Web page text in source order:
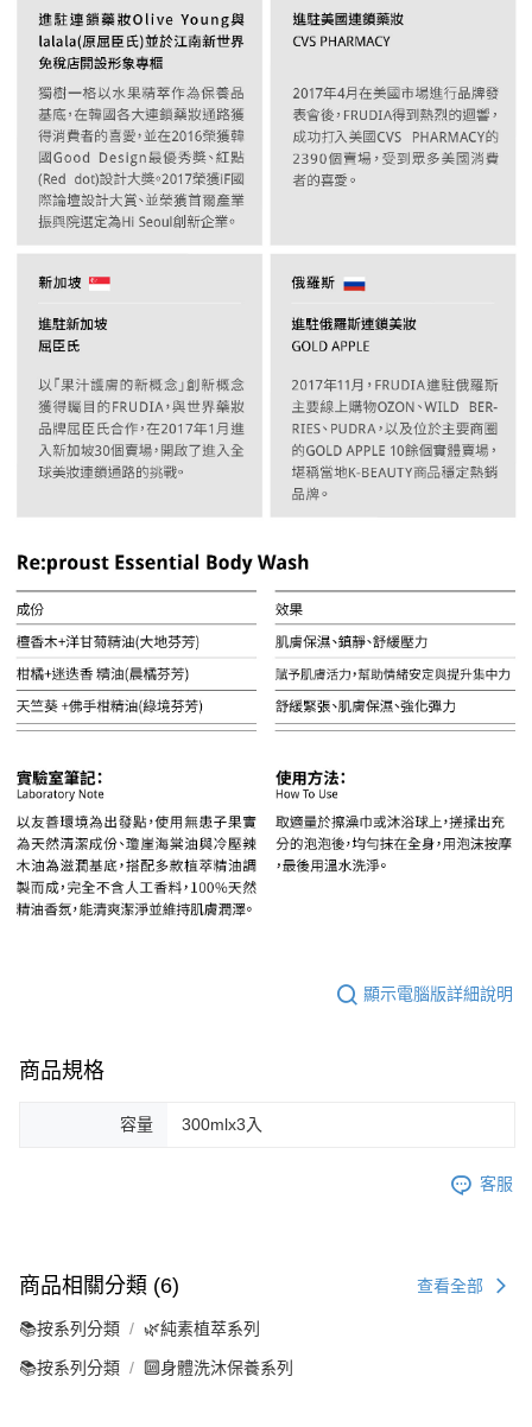
顯示電腦版詳細說明
商品規格
容量 300mlx3入
客服
商品相關分類 (6) 查看全部
📚按系列分類 🌿純素植萃系列
📚按系列分類 🔟身體洗沐保養系列